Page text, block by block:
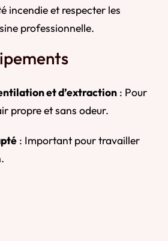
incendie et respecter les
professionnelle.
et d’extraction : Pour
propre et sans odeur.
: Important pour travailler